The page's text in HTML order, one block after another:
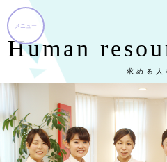
Human
求める人